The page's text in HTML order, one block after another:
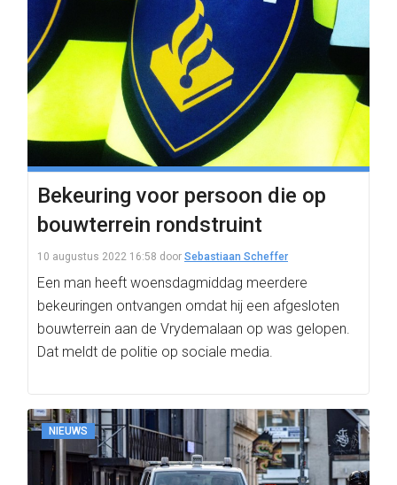
Bekeuring voor persoon die op
bouwterrein rondstruint
10 augustus 2022 16:58 door Sebastiaan Scheffer
Een man heeft woensdagmiddag meerdere
bekeuringen ontvangen omdat hij een afgesloten
bouwterrein aan de Vrydemalaan op was gelopen.
Dat meldt de politie op sociale media.
NIEUWS